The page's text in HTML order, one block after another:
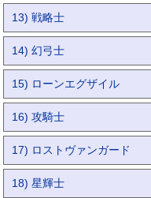
13) 戦略士
14) 幻弓士
15) ローンエグザイル
16) 攻騎士
17) ロストヴァンガード
18) 星輝士